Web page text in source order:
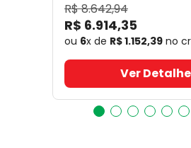
R$8.642,94
R$ 6.914,35
ou 6x de R$1.152,39 no
Ver